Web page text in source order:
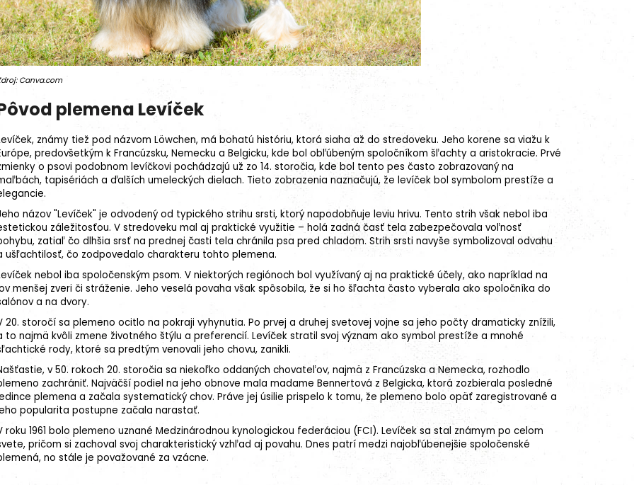
27kg (3x9kg)
Canva.com
plemena Levíček
známy tiež pod názvom Löwchen, má bohatú históriu, ktorá siaha až do stredoveku. Jeho korene sa viažu k
predovšetkým k Francúzsku, Nemecku a Belgicku, kde bol obľúbeným spoločníkom šľachty a aristokracie. Prvé
o psovi podobnom levíčkovi pochádzajú už zo 14. storočia, kde bol tento pes často zobrazovaný na
tapisériách a ďalších umeleckých dielach. Tieto zobrazenia naznačujú, že levíček bol symbolom prestíže a
názov "Levíček" je odvodený od typického strihu srsti, ktorý napodobňuje leviu hrivu. Tento strih však nebol iba
záležitosťou. V stredoveku mal aj praktické využitie – holá zadná časť tela zabezpečovala voľnosť
zatiaľ čo dlhšia srsť na prednej časti tela chránila psa pred chladom. Strih srsti navyše symbolizoval odvahu
ušľachtilosť, čo zodpovedalo charakteru tohto plemena.
nebol iba spoločenským psom. V niektorých regiónoch bol využívaný aj na praktické účely, ako napríklad na
menšej zveri či stráženie. Jeho veselá povaha však spôsobila, že si ho šľachta často vyberala ako spoločníka do
a na dvory.
20. storočí sa plemeno ocitlo na pokraji vyhynutia. Po prvej a druhej svetovej vojne sa jeho počty dramaticky znížili,
to najmä kvôli zmene životného štýlu a preferencií. Levíček stratil svoj význam ako symbol prestíže a mnohé
rody, ktoré sa predtým venovali jeho chovu, zanikli.
v 50. rokoch 20. storočia sa niekoľko oddaných chovateľov, najmä z Francúzska a Nemecka, rozhodlo
zachrániť. Najväčší podiel na jeho obnove mala madame Bennertová z Belgicka, ktorá zozbierala posledné
plemena a začala systematický chov. Práve jej úsilie prispelo k tomu, že plemeno bolo opäť zaregistrované a
popularita postupne začala narastať.
roku 1961 bolo plemeno uznané Medzinárodnou kynologickou federáciou (FCI). Levíček sa stal známym po celom
pričom si zachoval svoj charakteristický vzhľad aj povahu. Dnes patrí medzi najobľúbenejšie spoločenské
no stále je považované za vzácne.